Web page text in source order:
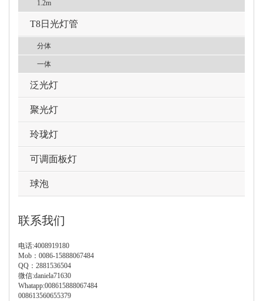
1.2m
T8日光灯管
分体
一体
泛光灯
聚光灯
玲珑灯
可调面板灯
球泡
联系我们
电话:4008919180
Mob：0086-15888067484
QQ：2881536504
微信:daniela71630
Whatapp:008615888067484
008613560655379